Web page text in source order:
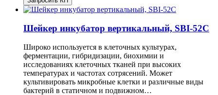
Шейкер инкубатор вертикальный, SBI-52C
Широко используется в клеточных культурах,
ферментации, гибридизации, биохимии и
исследованиях клеточных тканей при высоких
температурах и частотах сотрясений. Может
культивировать микробные клетки и различные виды
бактерий в статичном и подвижном…